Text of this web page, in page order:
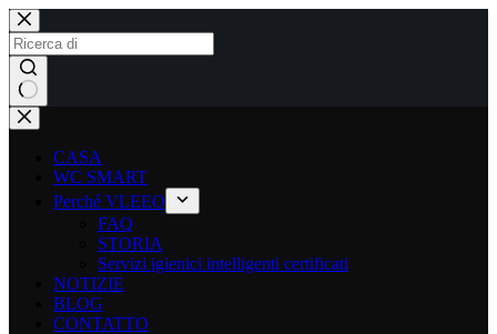
CASA
WC SMART
Perché VLEEO
FAQ
STORIA
Servizi igienici intelligenti certificati
NOTIZIE
BLOG
CONTATTO